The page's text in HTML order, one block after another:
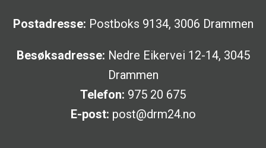
Postadresse: Postboks 9134, 3006 Drammen
Besøksadresse: Nedre Eikervei 12-14, 3045
Drammen
Telefon: 975 20 675
E-post: post@drm24.no